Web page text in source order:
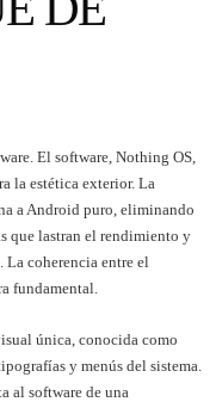
El software, Nothing OS,
la estética exterior. La
a Android puro, eliminando
que lastran el rendimiento y
coherencia entre el
fundamental.
única, conocida como
y menús del sistema.
al software de una